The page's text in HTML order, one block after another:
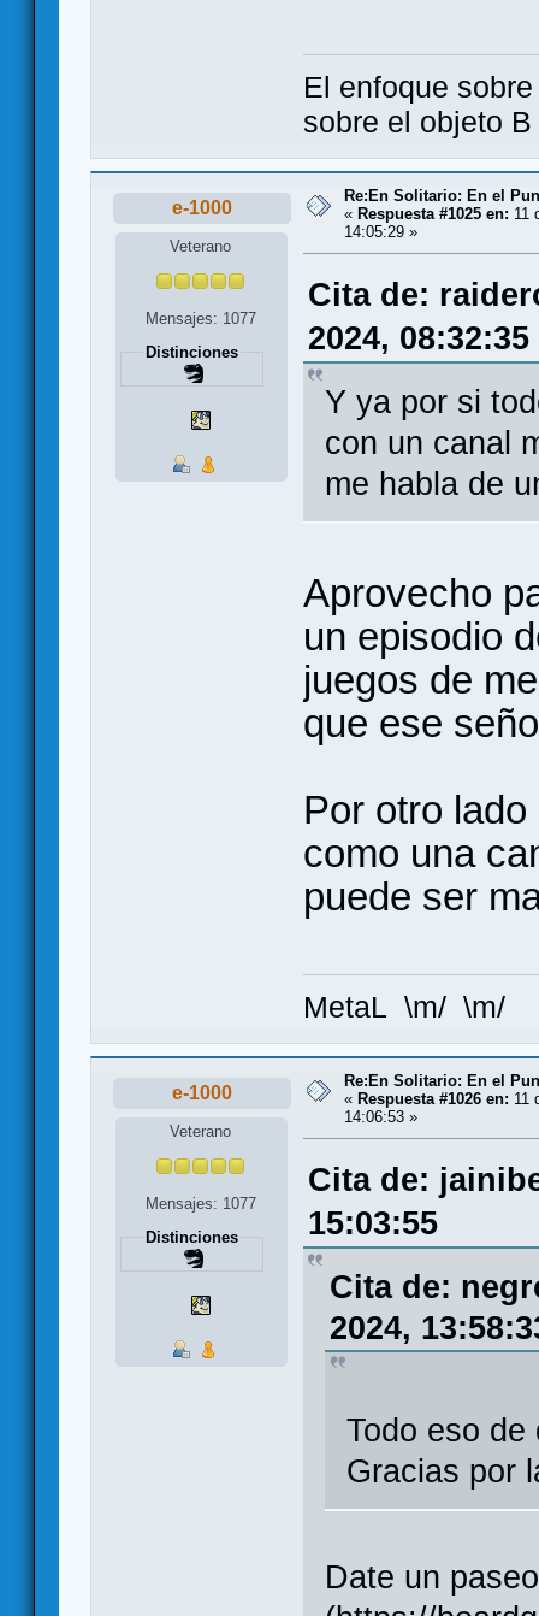
El enfoque
sobre el objeto B
e-1000
Veterano
Mensajes: 1077
Distinciones
Re:En Solitario: En el
« Respuesta #1025 en: 11
14:05:29 »
Cita de:
2024, 08:32:35
Y ya por si
con un canal
me habla de
Aprovecho
un episodio
juegos de
que ese
Por otro
como una
puede ser
MetaL \m/ \m/
e-1000
Veterano
Mensajes: 1077
Distinciones
Re:En Solitario: En el
« Respuesta #1026 en: 11
14:06:53 »
Cita de:
15:03:55
Cita de:
2024,
Todo eso de
Gracias por
Date un